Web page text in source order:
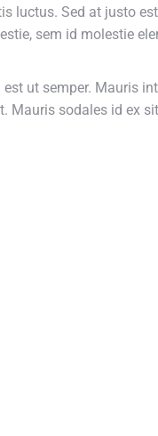
luctus. Sed at justo
sem id molestie
ut semper. Mauris
Mauris sodales id ex